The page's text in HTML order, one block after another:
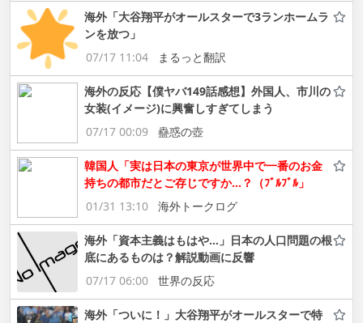
海外「大谷翔平がオールスターで3ランホームラ
ンを放つ」
07/17 11:04
まるっと翻訳
海外の反応【僕ヤバ149話感想】外国人、市川の
女装(イメージ)に興奮しすぎてしまう
07/17 00:09
蠱惑の壺
韓国人「実は日本の東京が世界中で一番のお金
持ちの都市だとご存じですか…？（ﾌﾞﾙﾌﾞﾙ」
01/31 13:10
海外トークログ
海外「資本主義はもはや…」日本の人口問題の根
底にあるものは？解説動画に反響
07/17 06:00
世界の反応
海外「ついに！」大谷翔平がオールスターで特